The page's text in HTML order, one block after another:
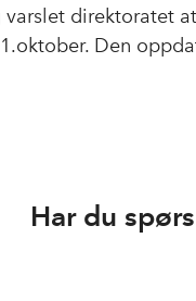
direktoratet
Den
Har du